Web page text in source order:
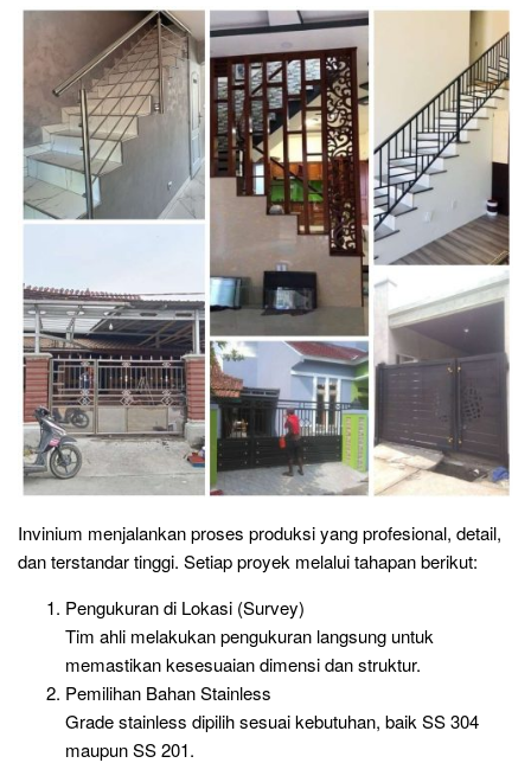
Invinium menjalankan proses produksi yang profesional, detail,
dan terstandar tinggi. Setiap proyek melalui tahapan berikut:
Pengukuran di Lokasi (Survey)
Tim ahli melakukan pengukuran langsung untuk
memastikan kesesuaian dimensi dan struktur.
Pemilihan Bahan Stainless
Grade stainless dipilih sesuai kebutuhan, baik SS 304
maupun SS 201.